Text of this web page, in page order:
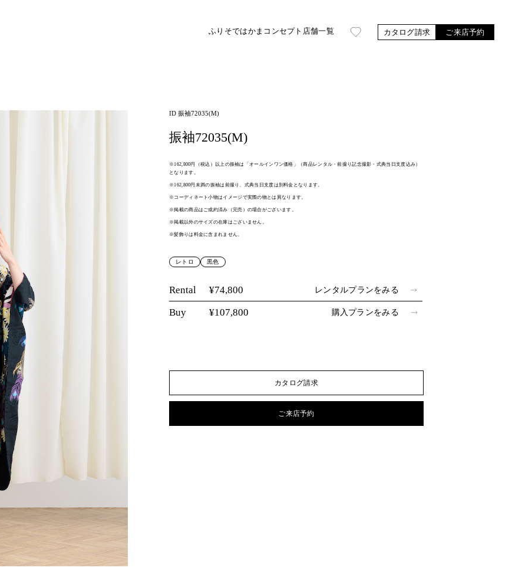
カタログ請求 ご来店予約
ふりそではかま コンセプト 店舗一覧
ID 振袖72035(M)
振袖72035(M)
※162,800円（税込）以上の振袖は「オールインワン価格」（商品レンタル・前撮り記念撮影・式典当日支度込み）
となります。
※162,800円未満の振袖は前撮り、式典当日支度は別料金となります。
※コーディネート小物はイメージで実際の物とは異なります。
※掲載の商品はご成約済み（完売）の場合がございます。
※掲載以外のサイズの在庫はございません。
※髪飾りは料金に含まれません。
レトロ 黒色
Rental ¥74,800 レンタルプランをみる
Buy ¥107,800 購入プランをみる
カタログ請求
ご来店予約